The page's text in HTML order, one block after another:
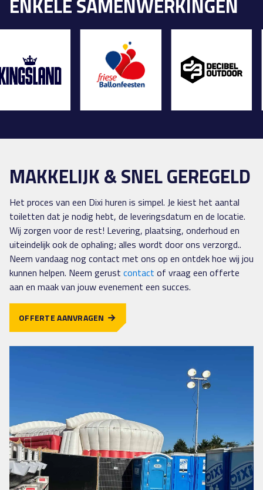
MAKKELIJK & SNEL GEREGELD
Het proces van een Dixi huren is simpel. Je kiest het aantal
toiletten dat je nodig hebt, de leveringsdatum en de locatie.
Wij zorgen voor de rest! Levering, plaatsing, onderhoud en
uiteindelijk ook de ophaling; alles wordt door ons verzorgd..
Neem vandaag nog contact met ons op en ontdek hoe wij jou
kunnen helpen. Neem gerust contact of vraag een offerte
aan en maak van jouw evenement een succes.
OFFERTE AANVRAGEN